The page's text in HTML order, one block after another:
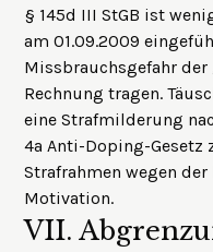
§ 145d III StGB ist
am 01.09.2009
Missbrauchsgefahr der
Rechnung tragen.
eine Strafmilderung
4a Anti-Doping-Gesetz
Strafrahmen wegen
Motivation.
VII.